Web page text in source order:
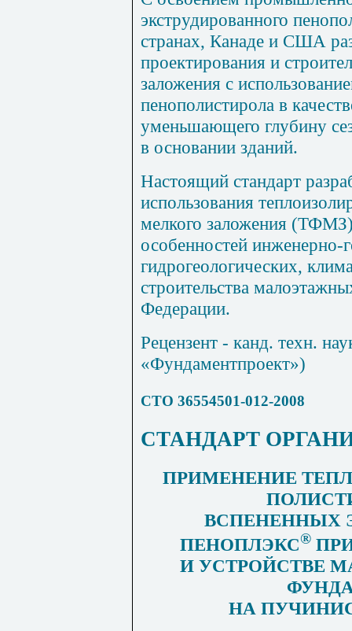
экструдированного
странах, Канаде и США
проектирования и
заложения с
пенополистирола в
уменьшающего глубину
в основании зданий.
Настоящий стандарт
использования
мелкого заложения
особенностей инженерно-
гидрогеологических,
строительства
Федерации.
Рецензент - канд. техн.
«Фундаментпроект»)
СТО 36554501-012-2008
СТАНДАРТ
ПРИМЕНЕНИЕ
ВСПЕНЕННЫХ
ПЕНОПЛЭКС®
И УСТРОЙСТВЕ
НА